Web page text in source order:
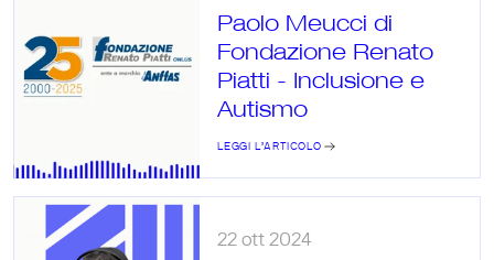
Paolo Meucci di
Fondazione Renato
Piatti - Inclusione e
Autismo
LEGGI L’ARTICOLO
22 ott 2024